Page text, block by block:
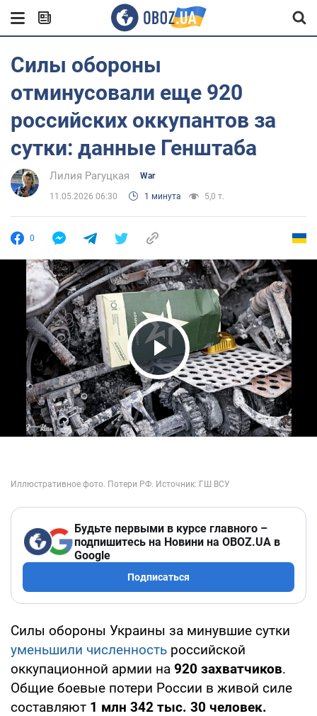
Силы обороны
отминусовали еще 920
российских оккупантов за
сутки: данные Генштаба
Лилия Рагуцкая War
11.05.2026 06:30 1 минута 5,0 т.
0
Play Video
Будьте первыми в курсе главного –
подпишитесь на Новини на OBOZ.UA в
Google
Подписаться
Силы обороны Украины за минувшие сутки
уменьшили численность российской
оккупационной армии на 920 захватчиков.
Общие боевые потери России в живой силе
составляют 1 млн 342 тыс. 30 человек.